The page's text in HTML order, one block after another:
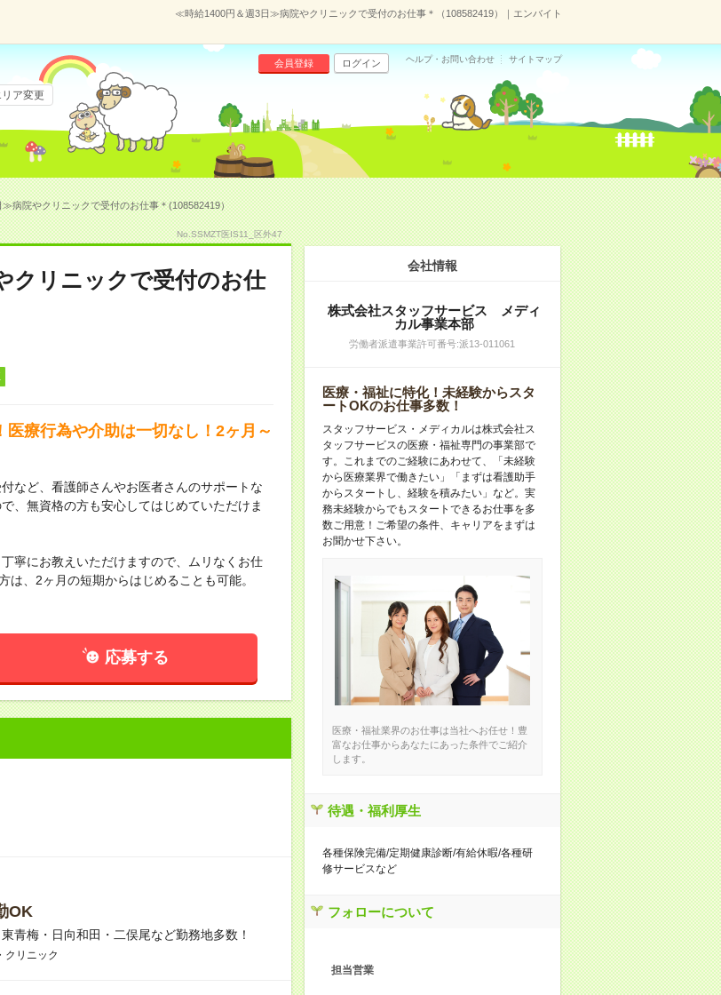
≪時給1400円＆週3日≫病院やクリニックで受付のお仕事＊（108582419）｜エンバイト
会員登録 ログイン ヘルプ・お問い合わせ サイトマップ
リア変更
病院やクリニックで受付のお仕事＊(108582419）
No.SSMZT医IS11_区外47
リニックで受付のお仕
療行為や介助は一切なし！2ヶ月～
など、看護師さんやお医者さんのサポートな
、無資格の方も安心してはじめていただけま
寧にお教えいただけますので、ムリなくお仕
、2ヶ月の短期からはじめることも可能。
応募する
OK
青梅・日向和田・二俣尾など勤務地多数！
クリニック
会社情報
株式会社スタッフサービス メディ
カル事業本部
労働者派遣事業許可番号:派13-011061
医療・福祉に特化！未経験からスタ
ートOKのお仕事多数！
スタッフサービス・メディカルは株式会社ス
タッフサービスの医療・福祉専門の事業部で
す。これまでのご経験にあわせて、「未経験
から医療業界で働きたい」「まずは看護助手
からスタートし、経験を積みたい」など。実
務未経験からでもスタートできるお仕事を多
数ご用意！ご希望の条件、キャリアをまずは
お聞かせ下さい。
医療・福祉業界のお仕事は当社へお任せ！豊
富なお仕事からあなたにあった条件でご紹介
します。
待遇・福利厚生
各種保険完備/定期健康診断/有給休暇/各種研
修サービスなど
フォローについて
担当営業